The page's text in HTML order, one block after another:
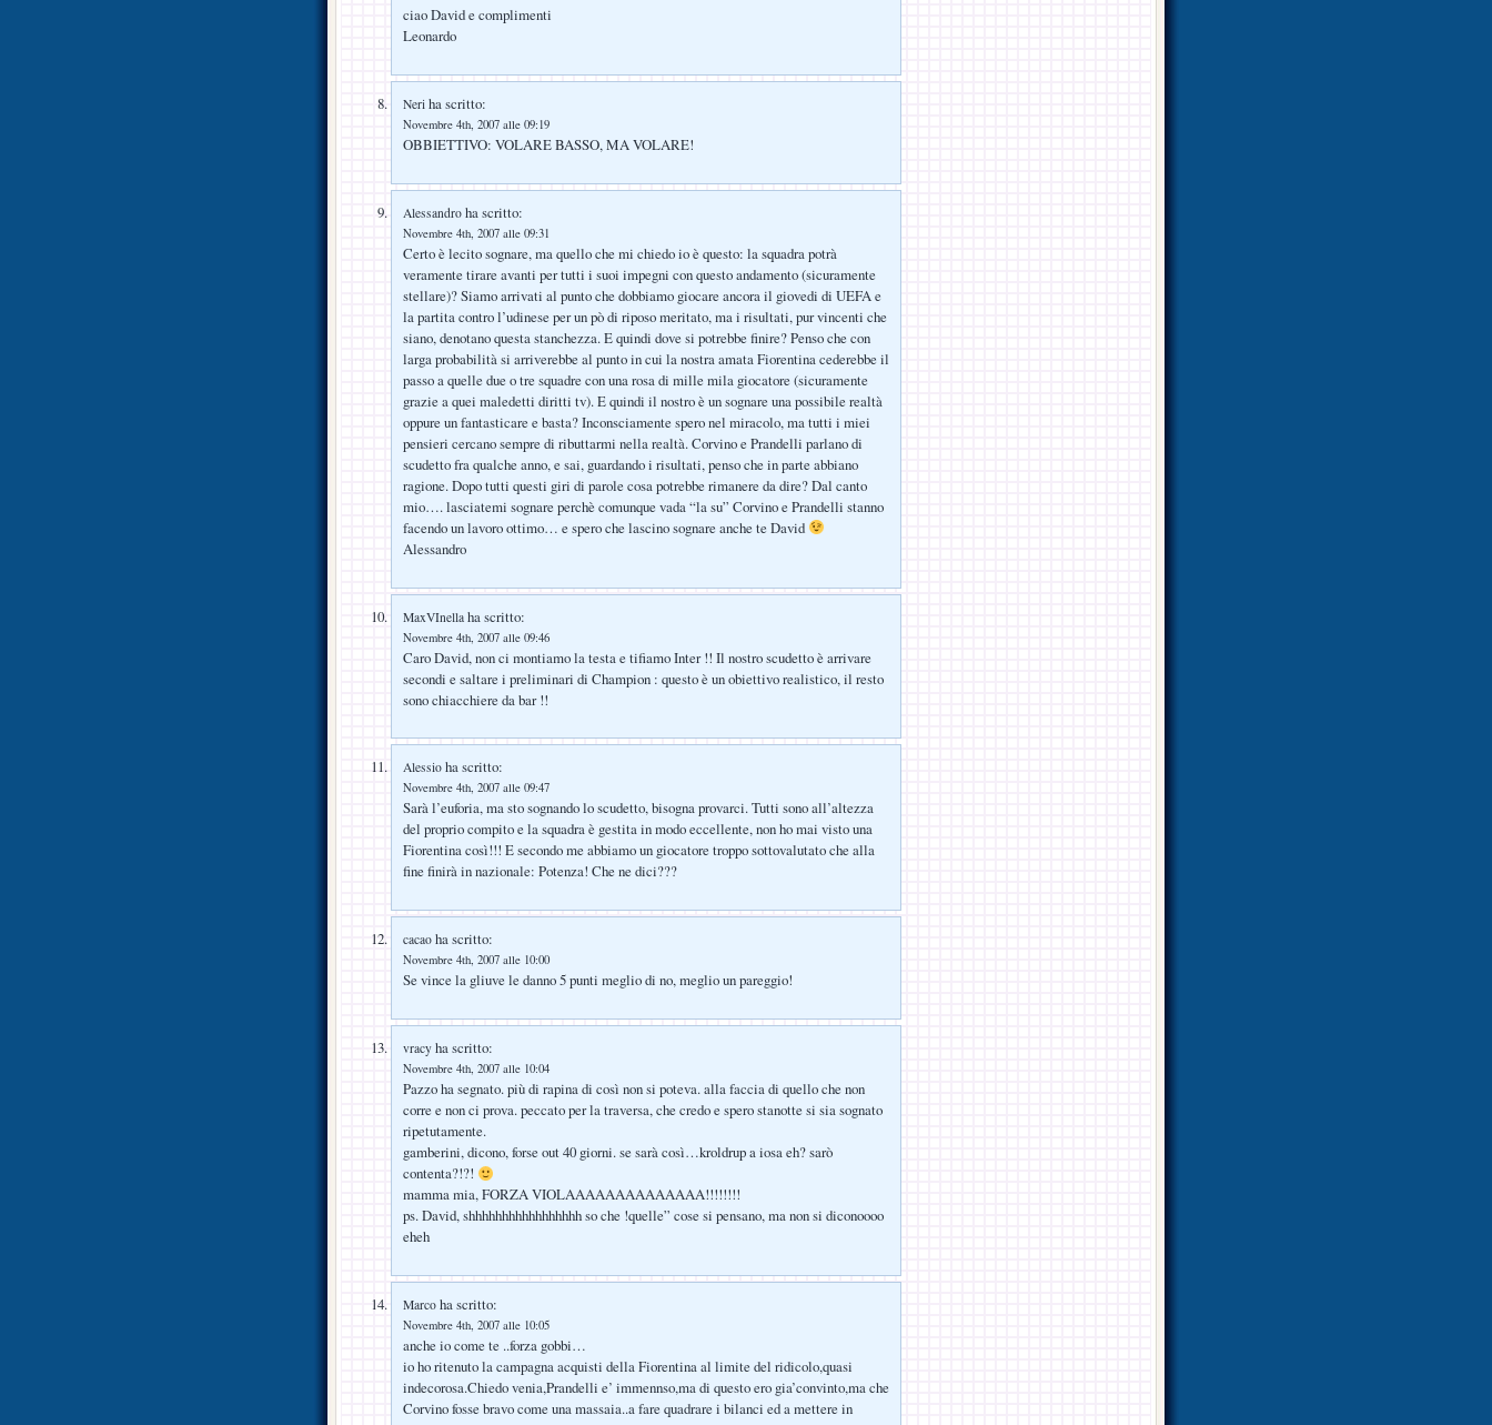
ciao David e complimenti
Leonardo
Neri ha scritto:
Novembre 4th, 2007 alle 09:19
OBBIETTIVO: VOLARE BASSO, MA VOLARE!
Alessandro ha scritto:
Novembre 4th, 2007 alle 09:31
Certo è lecito sognare, ma quello che mi chiedo io è questo: la squadra potrà
veramente tirare avanti per tutti i suoi impegni con questo andamento (sicuramente
stellare)? Siamo arrivati al punto che dobbiamo giocare ancora il giovedi di UEFA e
la partita contro l’udinese per un pò di riposo meritato, ma i risultati, pur vincenti che
siano, denotano questa stanchezza. E quindi dove si potrebbe finire? Penso che con
larga probabilità si arriverebbe al punto in cui la nostra amata Fiorentina cederebbe il
passo a quelle due o tre squadre con una rosa di mille mila giocatore (sicuramente
grazie a quei maledetti diritti tv). E quindi il nostro è un sognare una possibile realtà
oppure un fantasticare e basta? Inconsciamente spero nel miracolo, ma tutti i miei
pensieri cercano sempre di ributtarmi nella realtà. Corvino e Prandelli parlano di
scudetto fra qualche anno, e sai, guardando i risultati, penso che in parte abbiano
ragione. Dopo tutti questi giri di parole cosa potrebbe rimanere da dire? Dal canto
mio…. lasciatemi sognare perchè comunque vada “la su” Corvino e Prandelli stanno
facendo un lavoro ottimo… e spero che lascino sognare anche te David
Alessandro
MaxVInella ha scritto:
Novembre 4th, 2007 alle 09:46
Caro David, non ci montiamo la testa e tifiamo Inter !! Il nostro scudetto è arrivare
secondi e saltare i preliminari di Champion : questo è un obiettivo realistico, il resto
sono chiacchiere da bar !!
Alessio ha scritto:
Novembre 4th, 2007 alle 09:47
Sarà l’euforia, ma sto sognando lo scudetto, bisogna provarci. Tutti sono all’altezza
del proprio compito e la squadra è gestita in modo eccellente, non ho mai visto una
Fiorentina così!!! E secondo me abbiamo un giocatore troppo sottovalutato che alla
fine finirà in nazionale: Potenza! Che ne dici???
cacao ha scritto:
Novembre 4th, 2007 alle 10:00
Se vince la gliuve le danno 5 punti meglio di no, meglio un pareggio!
vracy ha scritto:
Novembre 4th, 2007 alle 10:04
Pazzo ha segnato. più di rapina di così non si poteva. alla faccia di quello che non
corre e non ci prova. peccato per la traversa, che credo e spero stanotte si sia sognato
ripetutamente.
gamberini, dicono, forse out 40 giorni. se sarà così…kroldrup a iosa eh? sarò
contenta?!?!
mamma mia, FORZA VIOLAAAAAAAAAAAAAA!!!!!!!!
ps. David, shhhhhhhhhhhhhhhhh so che !quelle” cose si pensano, ma non si diconoooo
eheh
Marco ha scritto:
Novembre 4th, 2007 alle 10:05
anche io come te ..forza gobbi…
io ho ritenuto la campagna acquisti della Fiorentina al limite del ridicolo,quasi
indecorosa.Chiedo venia,Prandelli e’ immennso,ma di questo ero gia’convinto,ma che
Corvino fosse bravo come una massaia..a fare quadrare i bilanci ed a mettere in